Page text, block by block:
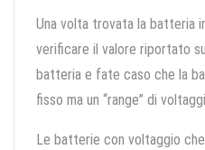
Una volta trovata la batteria
verificare il valore riportato
batteria e fate caso che la
fisso ma un “range” di
Le batterie con voltaggio